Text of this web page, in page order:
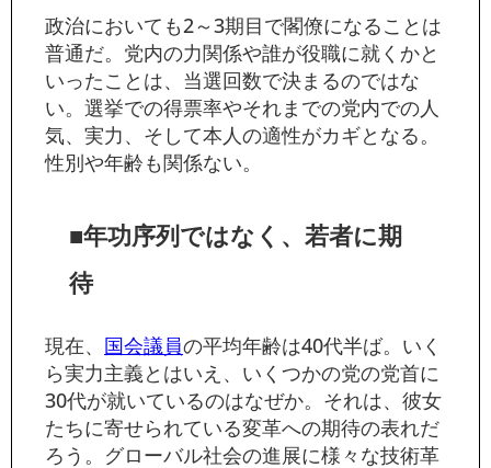
政治においても2～3期目で閣僚になることは
普通だ。党内の力関係や誰が役職に就くかと
いったことは、当選回数で決まるのではな
い。選挙での得票率やそれまでの党内での人
気、実力、そして本人の適性がカギとなる。
性別や年齢も関係ない。
■年功序列ではなく、若者に期
待
現在、 国会議員の平均年齢は40代半ば。いく
ら実力主義とはいえ、いくつかの党の党首に
30代が就いているのはなぜか。それは、彼女
たちに寄せられている変革への期待の表れだ
ろう。グローバル社会の進展に様々な技術革